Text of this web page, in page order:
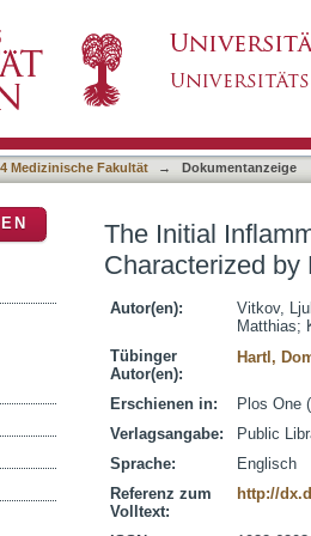
4 Medizinische Fakultät → Dokumentanzeige
The Initial
Characterized by
Autor(en):
Vitkov,
Matthias;
Tübinger
Autor(en):
Hartl,
Erschienen in:
Plos One
Verlagsangabe:
Public
Sprache:
Englisch
Referenz zum
Volltext:
http://